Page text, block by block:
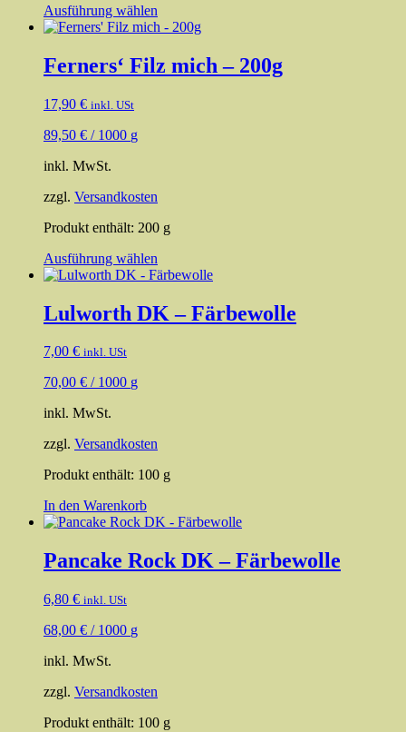
Ausführung wählen
Produkt
mehrere
Varianten
gewählt
werden
Ferners‘ Filz mich – 200g
17,90 € inkl. USt
89,50 € / 1000 g
inkl. MwSt.
zzgl. Versandkosten
Produkt enthält: 200 g
Ausführung wählen
Produkt
mehrere
Varianten
gewählt
werden
Lulworth DK – Färbewolle
7,00 € inkl. USt
70,00 € / 1000 g
inkl. MwSt.
zzgl. Versandkosten
Produkt enthält: 100 g
In den Warenkorb
Pancake Rock DK – Färbewolle
6,80 € inkl. USt
68,00 € / 1000 g
inkl. MwSt.
zzgl. Versandkosten
Produkt enthält: 100 g